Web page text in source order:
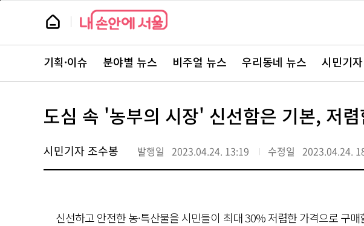
본
뉴
스
뉴
스
주
서
바
로
기획·이슈 분야별 뉴스 비주얼 뉴스 우리동네 뉴스 시민기
도심 속 '농부의 시장' 신선함은 기본, 저
시민기자 조수봉 발행일 2023.04.24. 13:19 수정일 2023.04.24.
신선하고 안전한 농·특산물을 시민들이 최대 30% 저렴한 가격으로 구매
페